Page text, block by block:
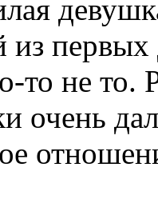
из
не то.
очень